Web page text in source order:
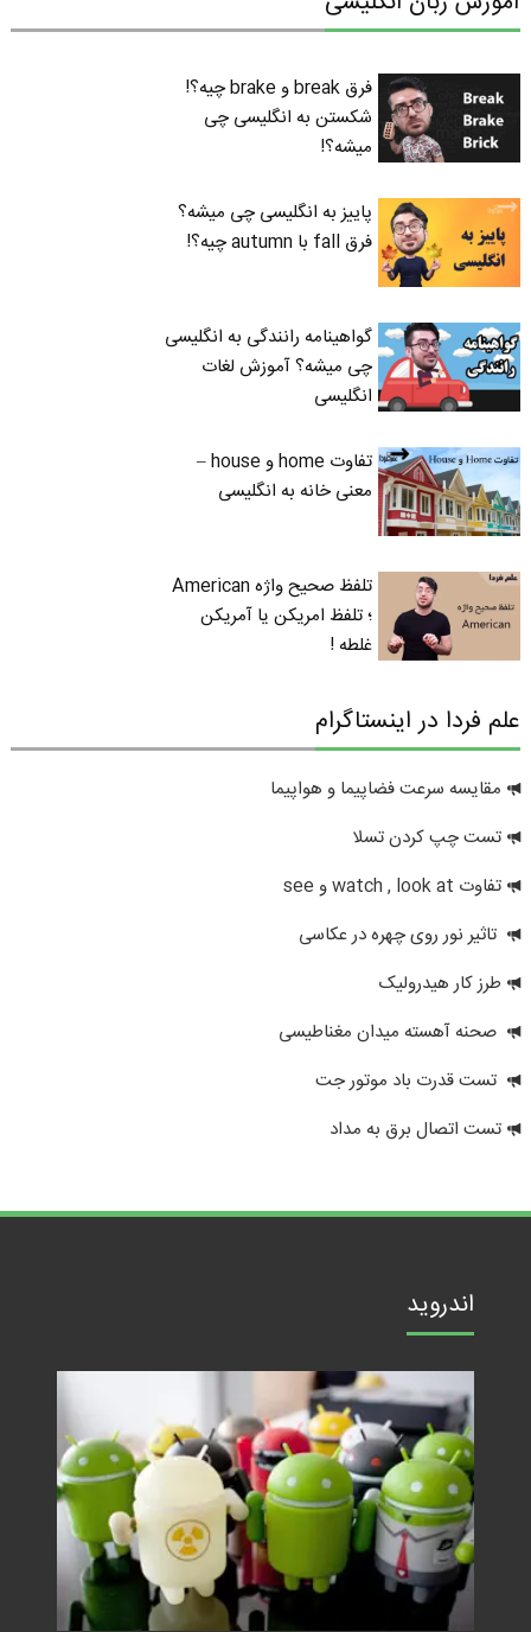
فرق break و brake چیه؟!
شکستن به انگلیسی چی
میشه؟!
پاییز به انگلیسی چی میشه؟
فرق fall با autumn چیه؟!
گواهینامه رانندگی به انگلیسی
چی میشه؟ آموزش لغات
انگلیسی
تفاوت home و house –
معنی خانه به انگلیسی
تلفظ صحیح واژه American
؛ تلفظ امریکن یا آمریکن
غلطه !
علم فردا در اینستاگرام
مقایسه سرعت فضاپیما و هواپیما
تست چپ کردن تسلا
تفاوت watch , look at و see
تاثیر نور روی چهره در عکاسی
طرز کار هیدرولیک
صحنه آهسته میدان مغناطیسی
تست قدرت باد موتور جت
تست اتصال برق به مداد
اندروید